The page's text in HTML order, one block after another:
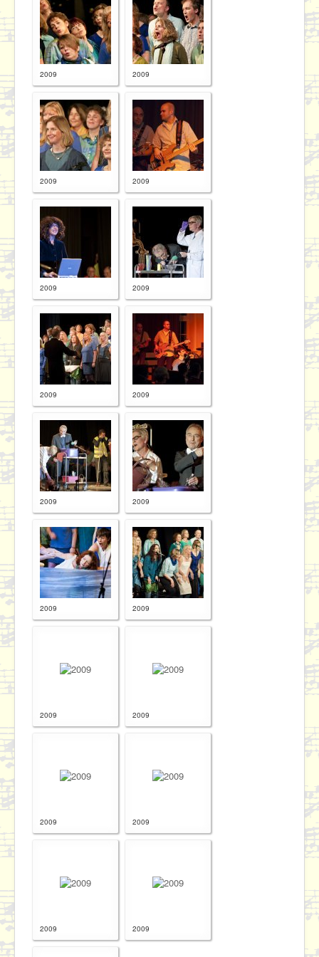
Proben
Kontakt / Datenschutz
2009 2009
2009 2009
2009 2009
2009 2009
2009 2009
2009 2009
2009 2009
2009 2009
2009 2009